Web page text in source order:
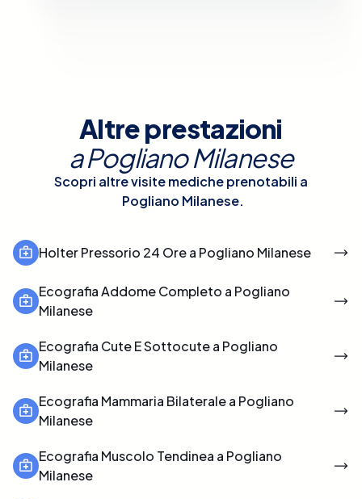
Altre prestazioni
aPogliano Milanese
Scopri altre visite mediche prenotabili a
Pogliano Milanese.
Holter Pressorio 24 Ore a Pogliano Milanese
Ecografia Addome Completo a Pogliano
Milanese
Ecografia Cute E Sottocute a Pogliano
Milanese
Ecografia Mammaria Bilaterale a Pogliano
Milanese
Ecografia Muscolo Tendinea a Pogliano
Milanese